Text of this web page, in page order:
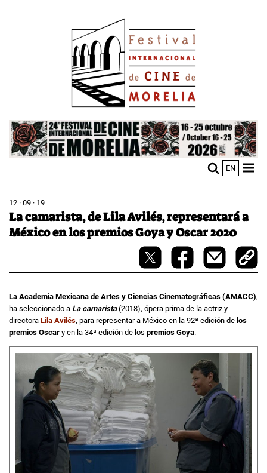
Image
EN
12 · 09 · 19
La camarista, de Lila Avilés, representará a
México en los premios Goya y Oscar 2020
La Academia Mexicana de Artes y Ciencias Cinematográficas (AMACC),
ha seleccionado a La camarista(2018), ópera prima de la actriz y
directora Lila Avilés, para representar a México en la 92ª edición de los
premios Oscar y en la 34ª edición de los premios Goya.